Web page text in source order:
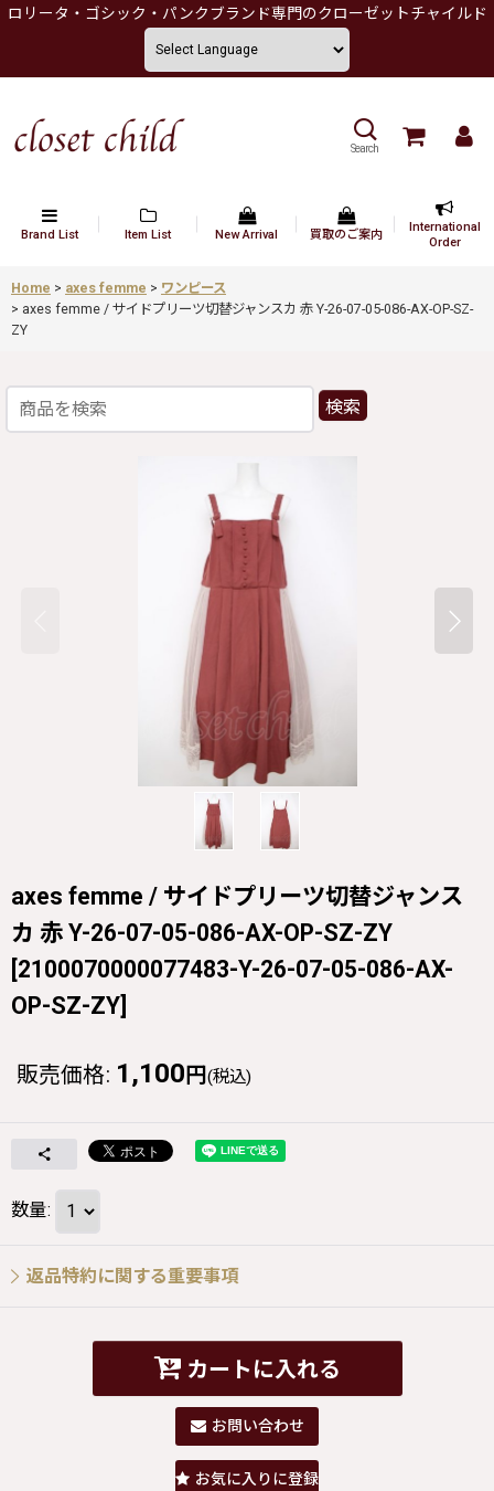
ロリータ・ゴシック・パンクブランド専門のクローゼットチャイルド
Search
Brand List Item List New Arrival 買取のご案内
International
Order
Home > axes femme > ワンピース
> axes femme / サイドプリーツ切替ジャンスカ 赤 Y-26-07-05-086-AX-OP-SZ-
ZY
検索
axes femme / サイドプリーツ切替ジャンス
カ 赤 Y-26-07-05-086-AX-OP-SZ-ZY
[2100070000077483-Y-26-07-05-086-AX-
OP-SZ-ZY]
販売価格: 1,100 円 (税込)
数量:
返品特約に関する重要事項
カートに入れる
お問い合わせ
お気に入りに登録